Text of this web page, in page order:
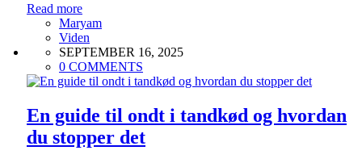
Read more
Maryam
Viden
SEPTEMBER 16, 2025
0 COMMENTS
En guide til ondt i tandkød og hvordan
du stopper det